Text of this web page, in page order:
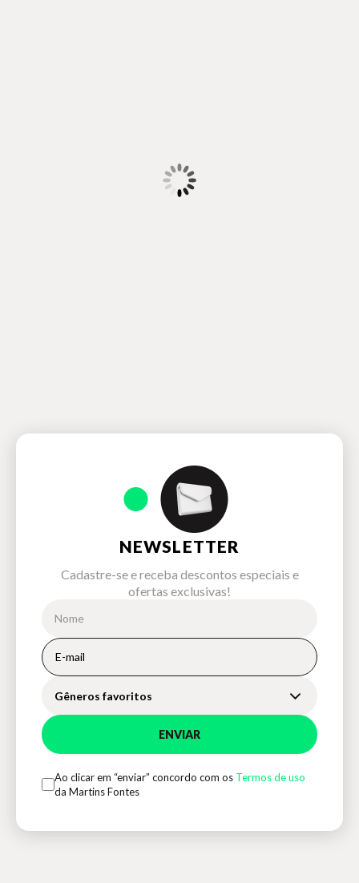
NEWSLETTER
Cadastre-se e receba descontos especiais e
ofertas exclusivas!
Gêneros favoritos
ENVIAR
Ao clicar em “enviar” concordo com os Termos de uso
da Martins Fontes